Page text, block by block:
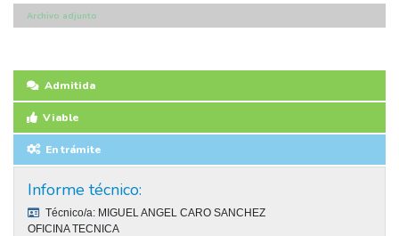
Archivo adjunto
Admitida
Viable
En trámite
Informe técnico:
Técnico/a: MIGUEL ANGEL CARO SANCHEZ
OFICINA TECNICA